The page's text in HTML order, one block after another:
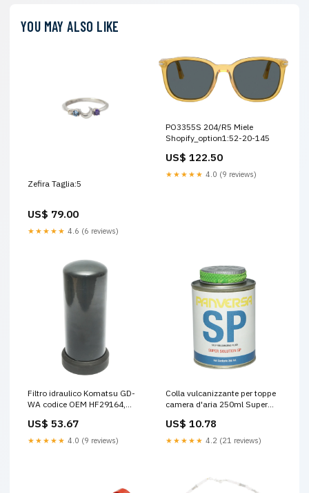
YOU MAY ALSO LIKE
Zefira Taglia:5
US$ 79.00
★★★★★ 4.6 (6 reviews)
PO3355S 204/R5 Miele
Shopify_option1:52-20-145
US$ 122.50
★★★★★ 4.0 (9 reviews)
Filtro idraulico Komatsu GD-
WA codice OEM HF29164,
KU Cilindri telescopici idraulici
per ribaltabili
US$ 53.67
★★★★★ 4.0 (9 reviews)
Colla vulcanizzante per toppe
camera d'aria 250ml Super
Riscaldatore d'aria
US$ 10.78
★★★★★ 4.2 (21 reviews)